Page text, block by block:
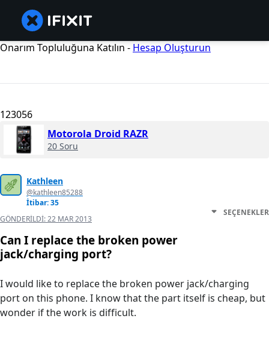
Onarım Topluluğuna Katılın - Hesap Oluşturun
123056
Motorola Droid RAZR
20 Soru
Kathleen
@kathleen85288
İtibar: 35
GÖNDERILDI:22 MAR 2013
SEÇENEKLER
Can I replace the broken power
jack/charging port?
I would like to replace the broken power jack/charging
port on this phone. I know that the part itself is cheap, but
wonder if the work is difficult.